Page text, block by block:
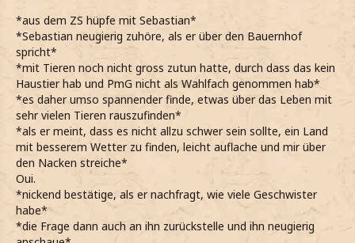
*aus dem ZS hüpfe mit Sebastian*
*Sebastian neugierig zuhöre, als er über den Bauernhof
spricht*
*mit Tieren noch nicht gross zutun hatte, durch dass das kein
Haustier hab und PmG nicht als Wahlfach genommen hab*
*es daher umso spannender finde, etwas über das Leben mit
sehr vielen Tieren rauszufinden*
*als er meint, dass es nicht allzu schwer sein sollte, ein Land
mit besserem Wetter zu finden, leicht auflache und mir über
den Nacken streiche*
Oui.
*nickend bestätige, als er nachfragt, wie viele Geschwister
habe*
*die Frage dann auch an ihn zurückstelle und ihn neugierig